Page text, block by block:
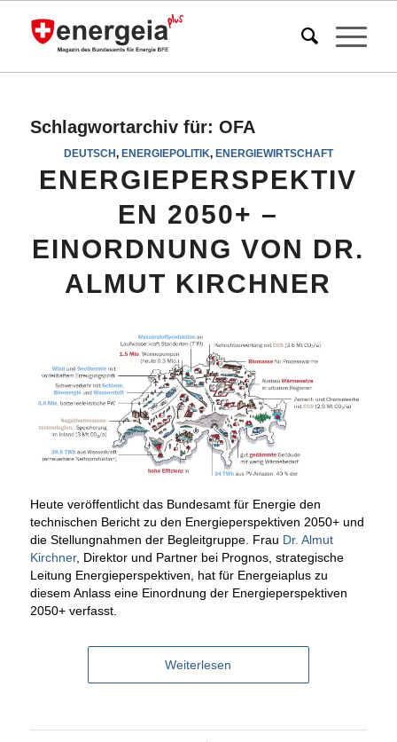
Schlagwortarchiv für: OFA
DEUTSCH, ENERGIEPOLITIK, ENERGIEWIRTSCHAFT
ENERGIEPERSPEKTIV
EN 2050+ –
EINORDNUNG VON DR.
ALMUT KIRCHNER
Heute veröffentlicht das Bundesamt für Energie den
technischen Bericht zu den Energieperspektiven 2050+ und
die Stellungnahmen der Begleitgruppe. Frau Dr. Almut
Kirchner, Direktor und Partner bei Prognos, strategische
Leitung Energieperspektiven, hat für Energeiaplus zu
diesem Anlass eine Einordnung der Energieperspektiven
2050+ verfasst.
Weiterlesen